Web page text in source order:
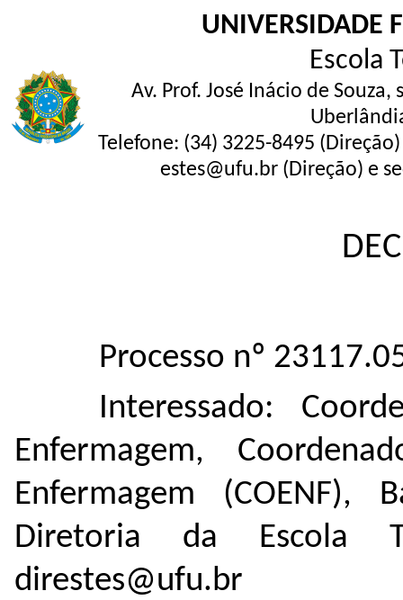
UNIVERSIDADE
Escola
Av. Prof. José Inácio de
Telefone: (34) 3225-8495
estes@ufu.br (Direção) e
Processo nº
Interessado:
Enfermagem,
Enfermagem (COENF),
Diretoria da Escola
direstes@ufu.br